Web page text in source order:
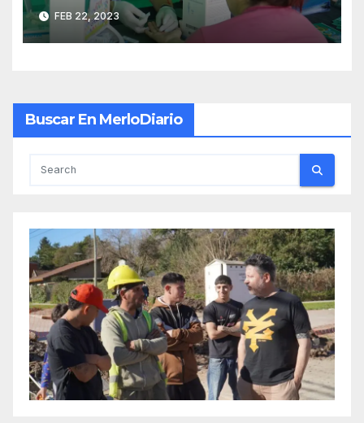
FEB 22, 2023
Buscar En MerloDiario